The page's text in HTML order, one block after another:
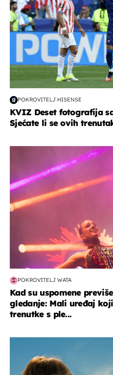
POKROVITELJ HISENSE
KVIZ Deset fotografija
Sjećate li se ovih
POKROVITELJ WATA
Kad su uspomene
gledanje: Mali uređaj
trenutke s ple...